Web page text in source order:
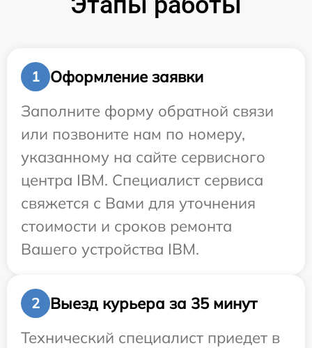
1
Оформление заявки
Заполните форму обратной связи
или позвоните нам по номеру,
указанному на сайте сервисного
центра IBM. Специалист сервиса
свяжется с Вами для уточнения
стоимости и сроков ремонта
Вашего устройства IBM.
2
Выезд курьера за 35 минут
Технический специалист приедет в